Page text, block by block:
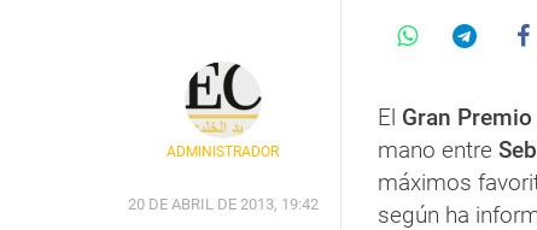
ADMINISTRADOR
20 DE ABRIL DE 2013, 19:42
El Gran
mano entre
máximos
según ha